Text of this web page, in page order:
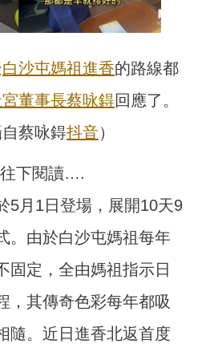
白沙屯媽祖進香的路線都
董事長蔡咏鍀回應了。
自蔡咏鍀抖音）
下閱讀….
5月1日登場，展開10天9
。由於白沙屯媽祖每年
固定，全由媽祖指示日
，其傳奇色彩每年都吸
隨。近日進香北返首度